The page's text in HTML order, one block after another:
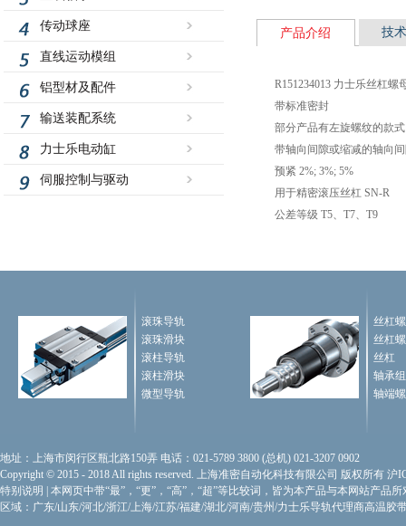
传动球座
直线运动模组
铝型材及配件
输送装配系统
力士乐电动缸
伺服控制与驱动
产品介绍 技
R151234013 力士乐丝杠螺
带标准密封
部分产品有左旋螺纹的款式
带轴向间隙或缩减的轴向
预紧 2%; 3%; 5%
用于精密滚压丝杠 SN-R
公差等级 T5、T7、T9
滚珠导轨
滚珠滑块
滚柱导轨
滚柱滑块
微型导轨
丝杠
丝杠
丝杠
轴承
轴端
地址：上海市闵行区瓶北路150弄 电话：021-5789 3800 (总机) 021-3207 0902
Copyright © 2015 - 2018 All rights reserved. 上海准密自动化科技有限公司 版权所有 沪
特别说明
本网页中带“最”，“更”，“高”，“超”等比较词，皆为本产品与本网站产品所
区域：广东/山东/河北/浙江/上海/江苏/福建/湖北/河南/贵州/力士乐导轨代理商高温胶